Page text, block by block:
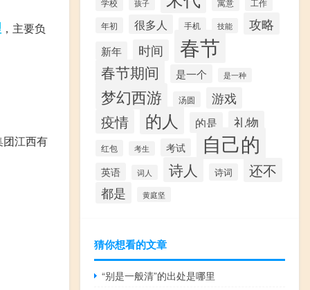
，主要负
江西有
学校 孩子 寓意 工作
年初 很多人 手机 技能 攻略
新年 时间 春节
春节期间 是一个 是一种
梦幻西游 汤圆 游戏
疫情 的人 的是 礼物
红包 考生 考试 自己的
英语 词人 诗人 诗词 还不
都是 黄庭坚
猜你想看的文章
“别是一般清”的出处是哪里